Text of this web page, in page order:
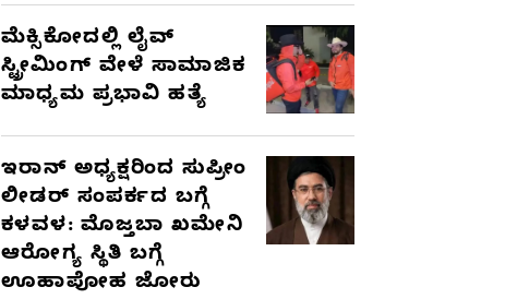
ಮೆಕ್ಸಿಕೋದಲ್ಲಿ ಲೈವ್
ಸ್ಟ್ರೀಮಿಂಗ್ ವೇಳೆ ಸಾಮಾಜಿಕ
ಮಾಧ್ಯಮ ಪ್ರಭಾವಿ ಹತ್ಯೆ
ಇರಾನ್ ಅಧ್ಯಕ್ಷರಿಂದ ಸುಪ್ರೀಂ
ಲೀಡರ್ ಸಂಪರ್ಕದ ಬಗ್ಗೆ
ಕಳವಳ: ಮೊಜ್ತಬಾ ಖಮೇನಿ
ಆರೋಗ್ಯ ಸ್ಥಿತಿ ಬಗ್ಗೆ
ಊಹಾಪೋಹ ಜೋರು